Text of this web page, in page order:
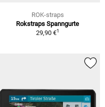
ROK-straps
Rokstraps Spanngurte
29,90 €1